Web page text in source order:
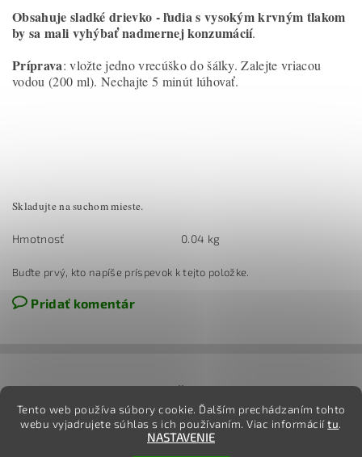
Obsahuje sladké drievko - ľudia s vysokým krvným tlakom
by sa mali vyhýbať nadmernej konzumácií.
Príprava: vložte jedno vrecúško do šálky. Zalejte vriacou
vodou (200 ml). Nechajte 5 minút lúhovať.
Skladujte na suchom mieste.
Hmotnosť 0.04 kg
Buďte prvý, kto napíše príspevok k tejto položke.
Pridať komentár
jj
Tento web používa súbory cookie. Ďalším prechádzaním tohto
webu vyjadrujete súhlas s ich používaním. Viac informáciítu.
NASTAVENIE